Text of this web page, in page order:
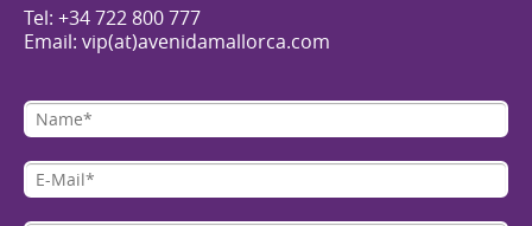
Tel: +34 722 800 777
Email: vip(at)avenidamallorca.com